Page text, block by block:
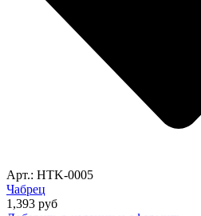
Арт.: HTK-0005
Чабрец
1,393 руб